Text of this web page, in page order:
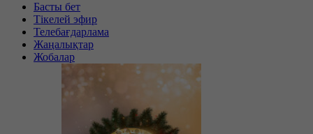
Басты бет
Тікелей эфир
Телебағдарлама
Жаңалықтар
Жобалар